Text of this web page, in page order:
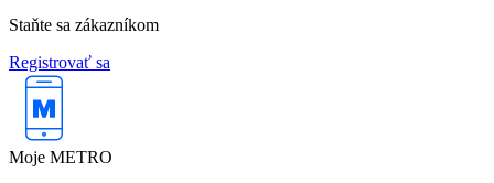
Staňte sa zákazníkom
Registrovať sa
Moje METRO